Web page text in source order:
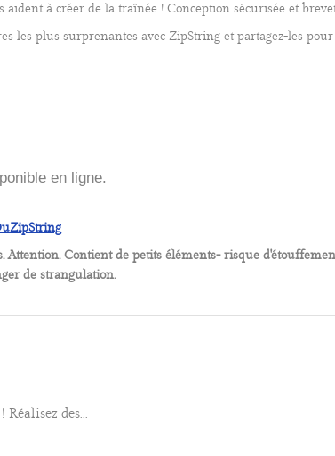
aident à créer de la traînée ! Conception sécurisée et
les plus surprenantes avec ZipString et partagez-les
en ligne.
Contient de petits éléments- risque
de strangulation.
des...